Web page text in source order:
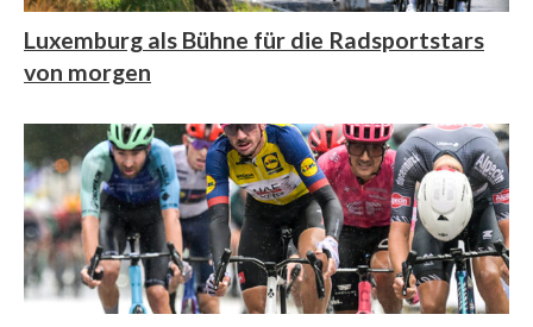
Luxemburg als Bühne für die Radsportstars
von morgen